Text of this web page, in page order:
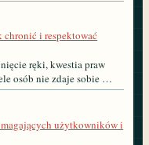
chronić i respektować
ręki, kwestia praw
osób nie zdaje sobie …
użytkowników i